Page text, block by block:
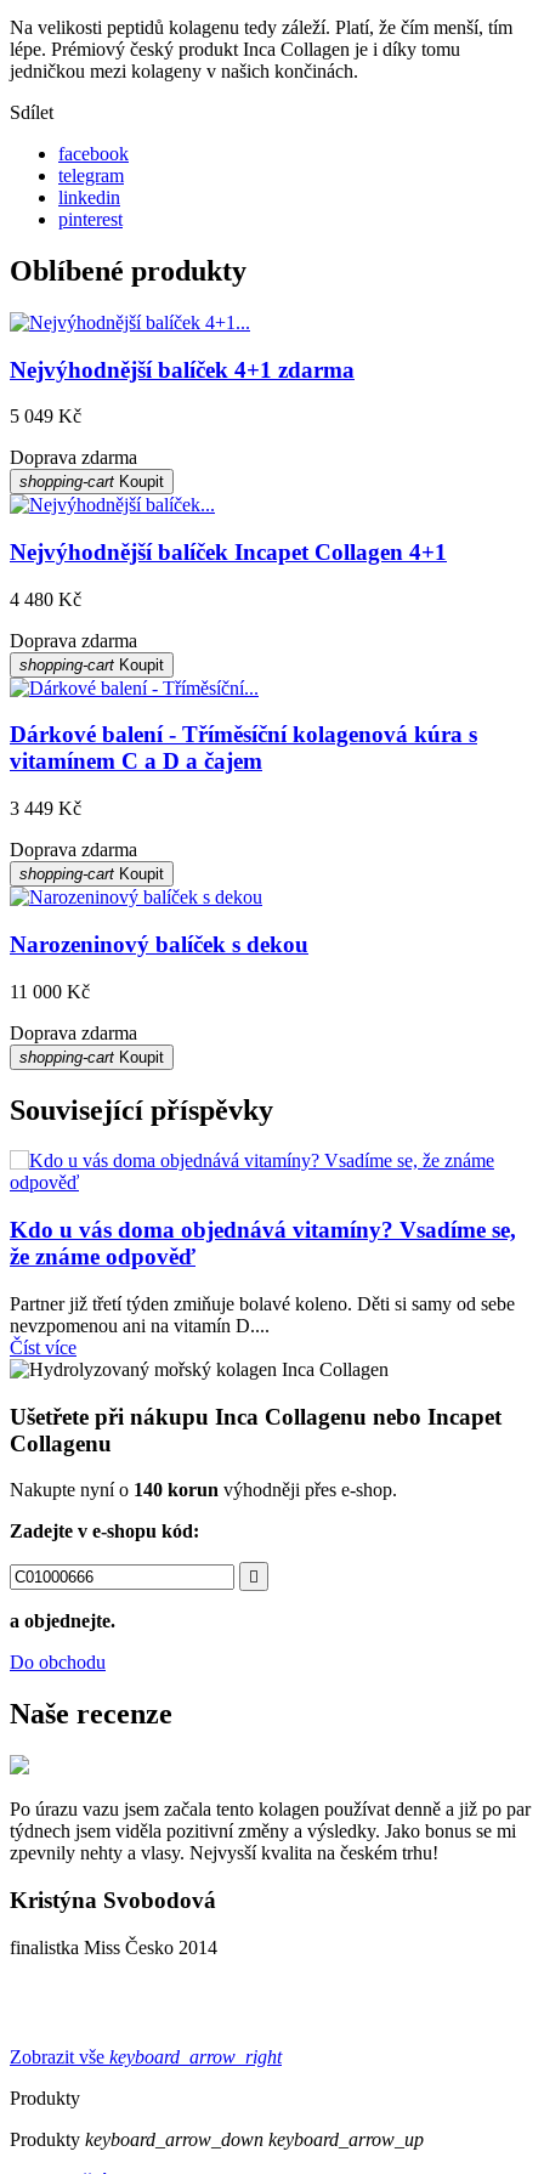
Na velikosti peptidů kolagenu tedy záleží. Platí, že čím menší, tím
lépe. Prémiový český produkt Inca Collagen je i díky tomu
jedničkou mezi kolageny v našich končinách.
Sdílet
facebook
telegram
linkedin
pinterest
Oblíbené produkty
Nejvýhodnější balíček 4+1 zdarma
5 049 Kč
Doprava zdarma
shopping-cart Koupit
Nejvýhodnější balíček Incapet Collagen 4+1
4 480 Kč
Doprava zdarma
shopping-cart Koupit
Dárkové balení - Tříměsíční kolagenová kúra s
vitamínem C a D a čajem
3 449 Kč
Doprava zdarma
shopping-cart Koupit
Narozeninový balíček s dekou
11 000 Kč
Doprava zdarma
shopping-cart Koupit
Související příspěvky
Kdo u vás doma objednává vitamíny? Vsadíme se,
že známe odpověď
Partner již třetí týden zmiňuje bolavé koleno. Děti si samy od sebe
nevzpomenou ani na vitamín D....
Číst více
inca_arrow_leftinca_arrow_right
Ušetřete při nákupu Inca Collagenu nebo Incapet
Collagenu
Nakupte nyní o 140 korun výhodněji přes e-shop.
Zadejte v e-shopu kód:

a objednejte.
Do obchodu
Naše recenze
Po úrazu vazu jsem začala tento kolagen používat denně a již po par
týdnech jsem viděla pozitivní změny a výsledky. Jako bonus se mi
zpevnily nehty a vlasy. Nejvysší kvalita na českém trhu!
Kristýna Svobodová
finalistka Miss Česko 2014
Zobrazit vše keyboard_arrow_right
Produkty
Produkty keyboard_arrow_down keyboard_arrow_up